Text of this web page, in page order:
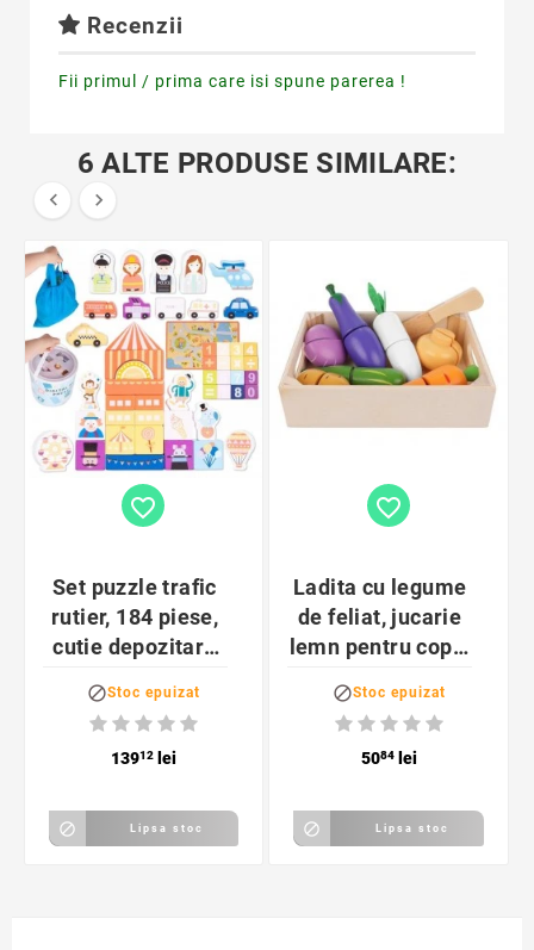
Recenzii
Fii primul / prima care isi spune parerea !
6 ALTE PRODUSE SIMILARE:
 
favorite_border
Set puzzle trafic
rutier, 184 piese,
cutie depozitare
masinute incluse,
elicopter, lemn,
multicolor
Stoc epuizat
13912lei
 Lipsa stoc
favorite_border
Ladita cu legume
de feliat, jucarie
lemn pentru copii,
Stoc epuizat
5084lei
 Lipsa stoc